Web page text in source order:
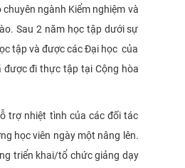
ngành Kiểm nghiệm và
Sau 2 năm học tập dưới sự
tập và được các Đại học của
được đi thực tập tại Cộng hòa
trợ nhiệt tình của các đối tác
học viên ngày một nâng lên.
triển khai/tổ chức giảng dạy